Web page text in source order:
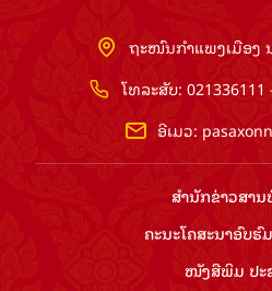
ຖະໜົນກຳແພງເມືອງ
ໂທລະສັບ:
ອີເມວ:
ສຳ​ນັກ​ຂ່າວ​ສາ
ຄະນະໂຄສະນາອົບ
ໜັງສືພິມ ປະ​